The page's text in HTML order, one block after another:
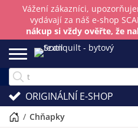
Vážení zákazníci,
vydávají za náš e-shop
nákup si vždy ověřte, že
ORIGINÁLNÍ E-SHOP
/ chňapky